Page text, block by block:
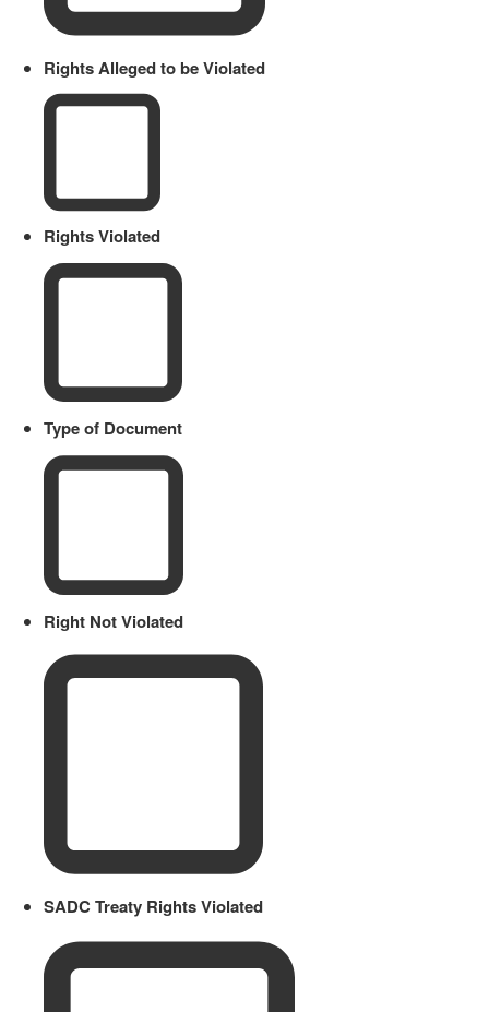
Rights Alleged to be Violated
Rights Violated
Type of Document
Right Not Violated
SADC Treaty Rights Violated